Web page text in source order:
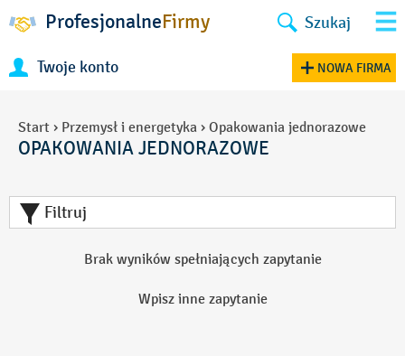
ProfesjonalneFirmy Szukaj
Twoje konto NOWA FIRMA
Start › Przemysł i energetyka › Opakowania jednorazowe
OPAKOWANIA JEDNORAZOWE
Filtruj
Brak wyników spełniających zapytanie
Wpisz inne zapytanie